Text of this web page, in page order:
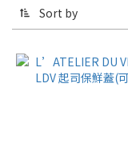
Sort by